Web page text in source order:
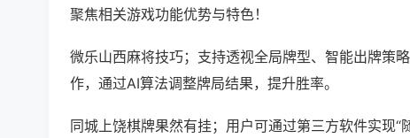
聚焦相关游戏功能优势与特色！
微乐山西麻将技巧；支持透视全局牌型、智能出牌策
作，通过AI算法调整牌局结果，提升胜率。
同城上饶棋牌果然有挂；用户可通过第三方软件实现“